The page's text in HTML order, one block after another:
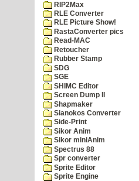
RIP2Max
RLE Converter
RLE Picture Show!
RastaConverter pics
Read-MAC
Retoucher
Rubber Stamp
SDG
SGE
SHIMC Editor
Screen Dump II
Shapmaker
Sianokos Converter
Side-Print
Sikor Anim
Sikor miniAnim
Spectrus 88
Spr converter
Sprite Editor
Sprite Engine